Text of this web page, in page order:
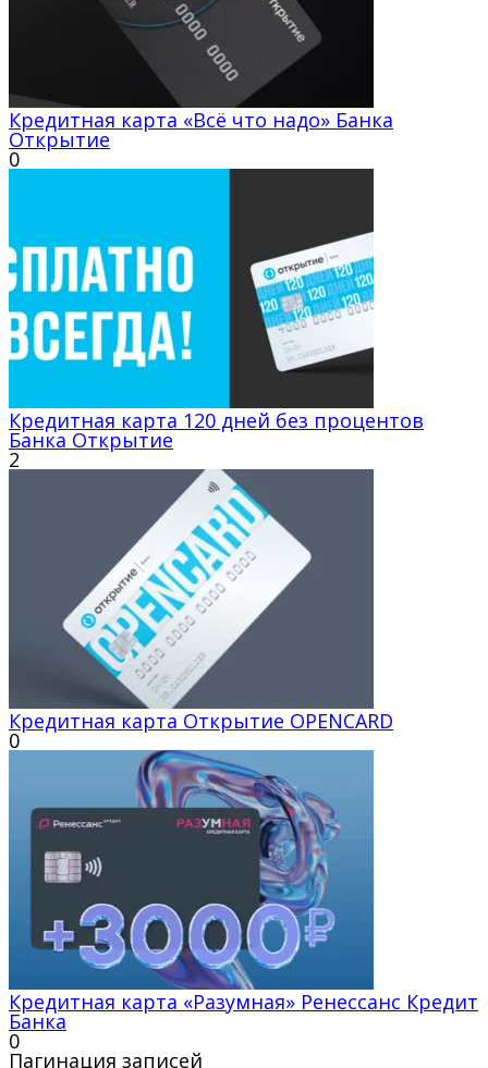
Кредитная карта «Всё что надо» Банка
Открытие
0
Кредитная карта 120 дней без процентов
Банка Открытие
2
Кредитная карта Открытие OPENCARD
0
Кредитная карта «Разумная» Ренессанс Кредит
Банка
0
Пагинация записей